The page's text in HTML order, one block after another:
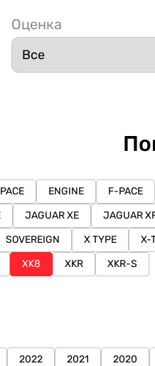
Оценка
ENGINE F-PACE
JAGUAR XE JAGUAR
SOVEREIGN X TYPE X-
XK8 XKR XKR-S
2022 2021 2020